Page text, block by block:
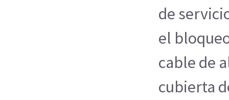
de
el
cable de
cubierta